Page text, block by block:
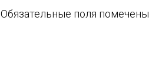
Обязательные поля помечены